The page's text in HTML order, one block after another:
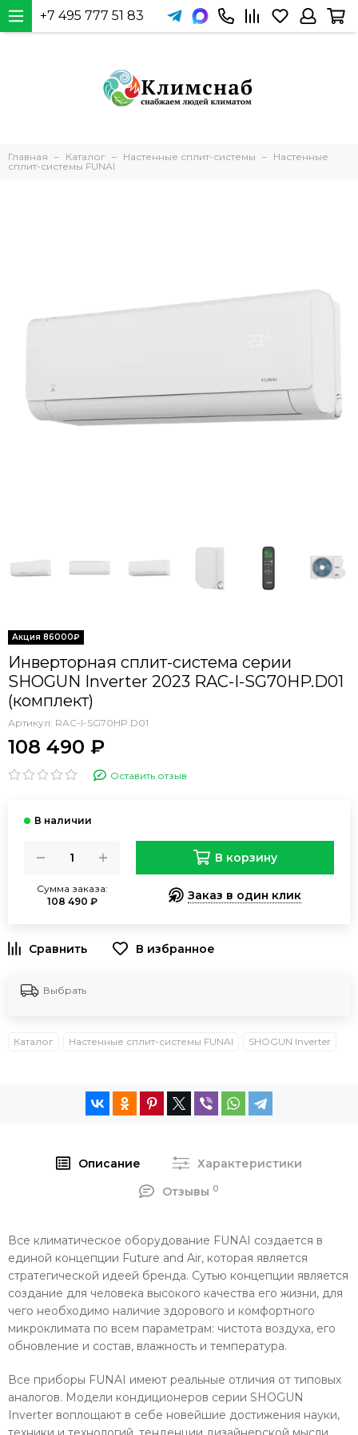
+7 495 777 51 83
Главная Каталог Настенные сплит-системы
Настенные
сплит-системы FUNAI
Инверторная сплит-система серии
SHOGUN Inverter 2023 RAC-I-SG70HP.D01
(комплект)
Артикул: RAC-I-SG70HP.D01
108 490 ₽
Оставить отзыв
Сумма заказа:
108 490 ₽
В корзину
Заказ в один клик
В избранное
Выбрать
Каталог Настенные сплит-системы FUNAI SHOGUN Inverter
Описание
Характеристики
Отзывы 0
Все климатическое оборудование FUNAI создается в
единой концепции Future and Air, которая является
стратегической идеей бренда. Сутью концепции является
создание для человека высокого качества его жизни, для
чего необходимо наличие здорового и комфортного
микроклимата по всем параметрам: чистота воздуха, его
обновление и состав, влажность и температура.
Все приборы FUNAI имеют реальные отличия от типовых
аналогов. Модели кондиционеров серии SHOGUN
Inverter воплощают в себе новейшие достижения науки,